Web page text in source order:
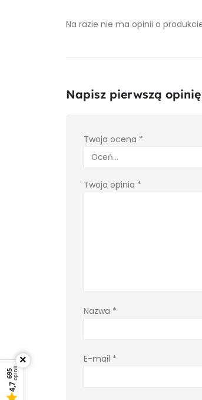
Na razie nie ma opinii o
Napisz pierwszą
Twoja ocena *
Twoja opinia *
Nazwa *
E-mail *
×
695opinii
4,7